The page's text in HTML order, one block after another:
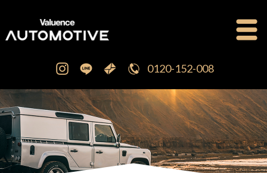
0120-152-008
公式ブログ OFFICIAL BLOG
新車・中古車販売 CAR SALES